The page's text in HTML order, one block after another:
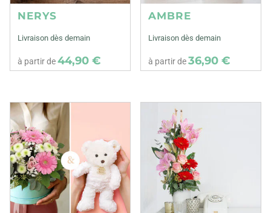
NERYS
Livraison dès demain
à partir de44,90 €
AMBRE
Livraison dès demain
à partir de36,90 €